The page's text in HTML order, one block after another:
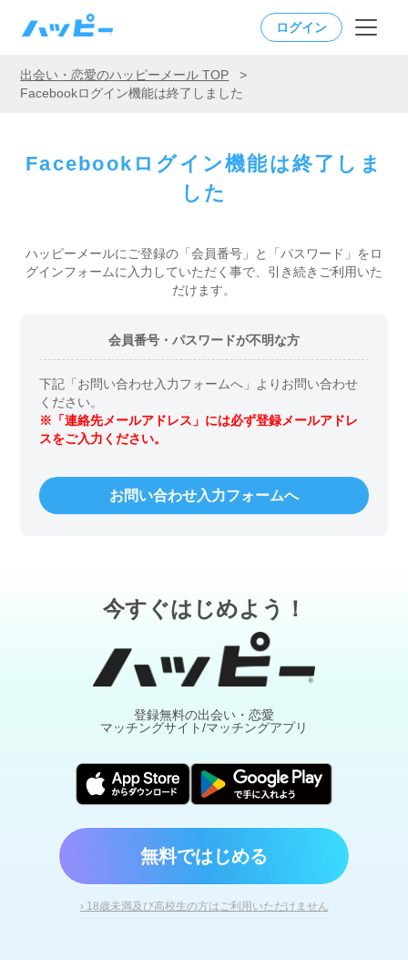
ログイン
出会い・恋愛のハッピーメール TOP
>
Facebookログイン機能は終了しました
Facebookログイン機能は終了しま
した
ハッピーメールにご登録の「会員番号」と「パスワード」をロ
グインフォームに入力していただく事で、引き続きご利用いた
だけます。
会員番号・パスワードが不明な方
下記「お問い合わせ入力フォームへ」よりお問い合わせ
ください。
※「連絡先メールアドレス」には必ず登録メールアドレ
スをご入力ください。
お問い合わせ入力フォームへ
今すぐはじめよう！
登録無料の出会い・恋愛
マッチングサイト/マッチングアプリ
無料ではじめる
› 18歳未満及び高校生の方はご利用いただけません